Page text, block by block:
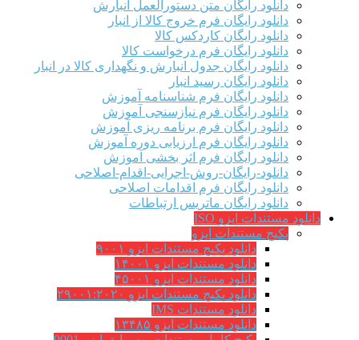
دانلود رایگان متن دستورالعمل انبارش
دانلود رایگان فرم خروج کالا از انبار
دانلود رایگان کاردکس کالا
دانلود رایگان فرم درخواست کالا
دانلود رایگان جدول انبارش و نگهداری کالا در انبار
دانلود رایگان رسید انبار
دانلود رایگان فرم شناسنامه آموزش
دانلود رایگان فرم نیازسنجی آموزش
دانلود رایگان فرم برنامه ریزی آموزش
دانلود رایگان فرم ارزیابی دوره آموزش
دانلود رایگان فرم اثر بخشی آموزش
دانلود-رایگان-روش-اجرایی-اقدام-اصلاحی
دانلود رایگان فرم اقدامات اصلاحی
دانلود رایگان ماتریس ارتباطات
دانلود مستندات ایزو ISO
پکیج مستندات ایزو
دانلود پکیج مستندات ایزو ۹۰۰۱
دانلود مستندات ایزو ۱۴۰۰۱
دانلود مستندات ایزو ۴۵۰۰۱
دانلود پکیج مستندات ایزو ۲۹۰۰۱:۲۰۲۰
دانلود مستندات IMS
دانلود مستندات ایزو ۱۳۴۸۵